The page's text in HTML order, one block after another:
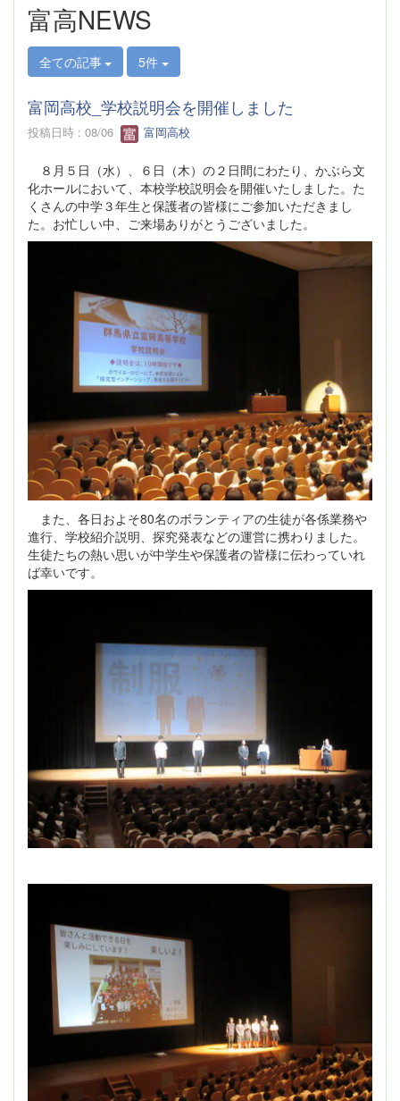
富高NEWS
全ての記事 5件
富岡高校_学校説明会を開催しました
投稿日時 : 08/06 富岡高校
８月５日（水）、６日（木）の２日間にわたり、かぶら文
化ホールにおいて、本校学校説明会を開催いたしました。た
くさんの中学３年生と保護者の皆様にご参加いただきまし
た。お忙しい中、ご来場ありがとうございました。
また、各日およそ80名のボランティアの生徒が各係業務や
進行、学校紹介説明、探究発表などの運営に携わりました。
生徒たちの熱い思いが中学生や保護者の皆様に伝わっていれ
ば幸いです。